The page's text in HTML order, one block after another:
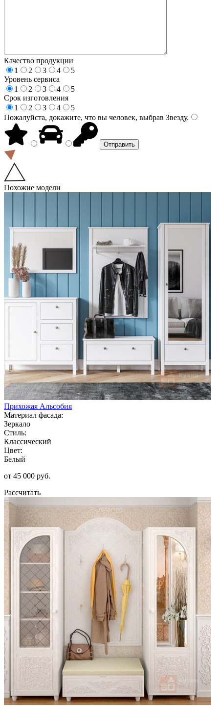
Качество продукции
1
2 3 4
5
Уровень сервиса
1
2 3 4
5
Срок изготовления
1
2 3 4
5
Пожалуйста, докажите, что вы человек, выбрав Звезду.
Похожие модели
Прихожая Альсобия
Материал фасада:
Зеркало
Стиль:
Классический
Цвет:
Белый
от 45 000 руб.
Рассчитать